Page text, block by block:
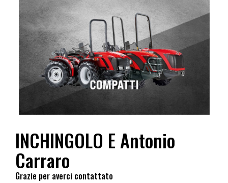
INCHINGOLO E Antonio
Carraro
Grazie per averci contattato